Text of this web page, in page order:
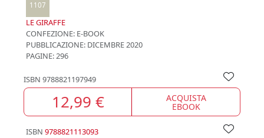
1107
LE GIRAFFE
CONFEZIONE: E-BOOK
PUBBLICAZIONE: DICEMBRE 2020
PAGINE: 296
ISBN 9788821197949
12,99 € ACQUISTA
EBOOK
ISBN 9788821113093